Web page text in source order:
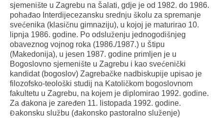
sjemenište u Zagrebu na Šalati, gdje je od 1982. do 1986.
pohađao Interdijecezansku srednju školu za spremanje
svećenika (klasičnu gimnaziju), u kojoj je maturirao 10.
lipnja 1986. godine. Po odsluženju jednogodišnjeg
obaveznog vojnog roka (1986./1987.) u Štipu
(Makedonija), u jesen 1987. godine primljen je u
Bogoslovno sjemenište u Zagrebu i kao svećenički
kandidat (bogoslov) Zagrebačke nadbiskupije upisao je
filozofsko-teološki studij na Katoličkom bogoslovnom
fakultetu u Zagrebu, na kojem je diplomirao 1992. godine.
Za đakona je zaređen 11. listopada 1992. godine.
Đakonsku službu (đakonsko pastoralno služenje)